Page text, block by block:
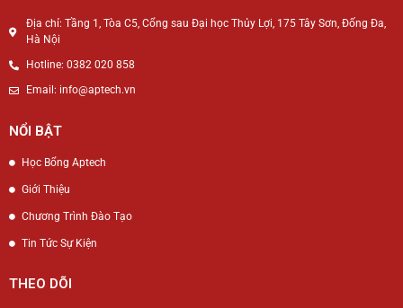
Địa chỉ: Tầng 1, Tòa C5, Cổng sau Đại học Thủy Lợi, 175 Tây Sơn, Đống Đa,
Hà Nội
Hotline: 0382 020 858
Email: info@aptech.vn
NỔI BẬT
Học Bổng Aptech
Giới Thiệu
Chương Trình Đào Tạo
Tin Tức Sự Kiện
THEO DÕI